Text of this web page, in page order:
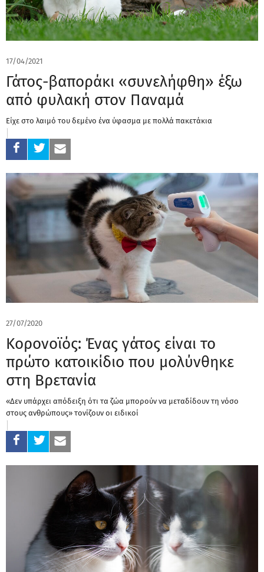
17/04/2021
Γάτος-βαποράκι «συνελήφθη» έξω
από φυλακή στον Παναμά
Είχε στο λαιμό του δεμένο ένα ύφασμα με πολλά πακετάκια
27/07/2020
Κορονοϊός: Ένας γάτος είναι το
πρώτο κατοικίδιο που μολύνθηκε
στη Βρετανία
«Δεν υπάρχει απόδειξη ότι τα ζώα μπορούν να μεταδίδουν τη νόσο
στους ανθρώπους» τονίζουν οι ειδικοί